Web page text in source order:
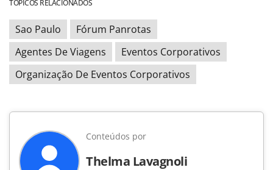
TÓPICOS RELACIONADOS
Sao Paulo
Fórum Panrotas
Agentes De Viagens
Eventos Corporativos
Organização De Eventos Corporativos
Conteúdos por
Thelma Lavagnoli